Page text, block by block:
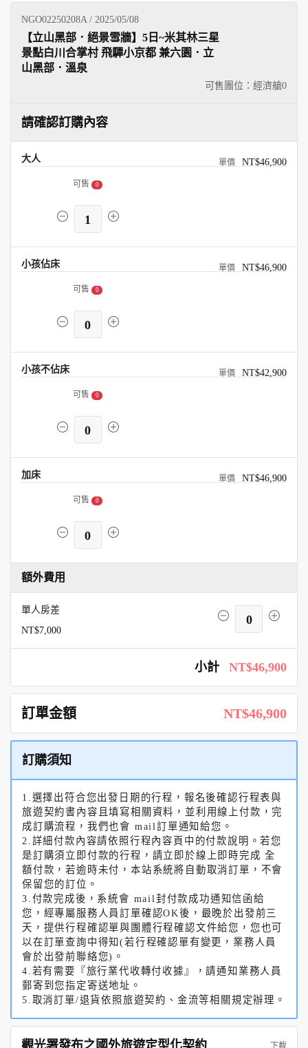
NGO02250208A / 2025/05/08
可售團位：經濟艙0
【立山黑部．絕景雪牆】5日~米其林三星
景點白川合掌村 飛驒小京都 兼六園．立
山黑部．溫泉
請確認訂購內容
大人 NT$46,900
可售 0
1
小孩佔床 NT$46,900
可售 0
0
小孩不佔床 NT$42,900
可售 0
0
加床 NT$46,900
可售 0
0
額外費用
單人房差
NT$7,000
0
小計 NT$46,900
訂單金額 NT$46,900
訂購須知
1.選擇出符合您出發日期的行程，報名後確認行程表與
旅遊契約書內容且填寫相關資料，並利用線上付款，完
成訂購流程，我們也會 mail訂單通知給您。
2.詳細付款內容請依照行程內容頁中的付款說明。若您
是訂購須立即付款的行程，請立即於線上即時完成 全
額付款，若逾時未付，本站系統將自動取消訂單，不會
保留您的訂位。
3.付款完成後，系統會 mail封付款成功通知信函給
您，經專屬服務人員訂單確認OK後，最晚於出發前三
天，提供行程確認單與團體行程確認文件給您，您也可
以在訂單查詢中得知(若行程確認單有變更，業務人員
會於出發前聯絡您)。
4.若有需要『旅行業代收轉付收據』，請通知業務人員
郵寄到您指定寄送地址。
5.取消訂單/退貨依照旅遊契約、金流等相關規定辦理。
觀光署發布之國外旅遊定型化契約 下載